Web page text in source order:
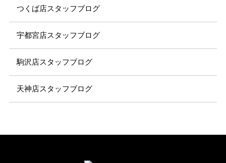
つくば店スタッフブログ
宇都宮店スタッフブログ
駒沢店スタッフブログ
天神店スタッフブログ